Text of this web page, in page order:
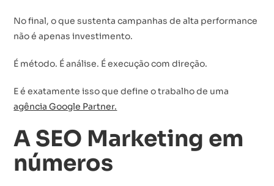
No final, o que sustenta campanhas de alta performance
não é apenas investimento.
É método. É análise. É execução com direção.
E é exatamente isso que define o trabalho de uma
agência Google Partner.
A SEO Marketing em
números